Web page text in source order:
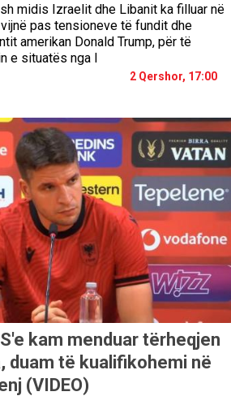
midis Izraelit dhe Libanit ka filluar në
pas tensioneve të fundit dhe
amerikan Donald Trump, për të
e situatës nga I
2 Qershor, 17:00
kam menduar tërheqjen
duam të kualifikohemi në
(VIDEO)